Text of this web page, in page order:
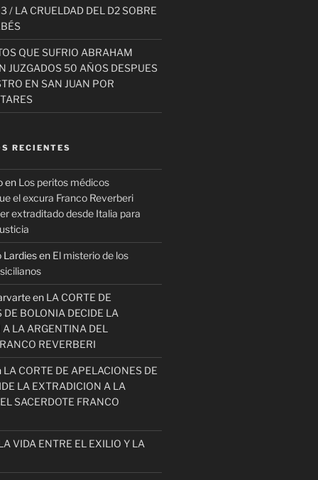
/ LA CRUELDAD DEL D2 SOBRE
QUE SUFRIO ABRAHAM
JUZGADOS 50 AÑOS DESPUES
EN SAN JUAN POR
RECIENTES
en Los peritos médicos
el excura Franco Reverberi
extraditado desde Italia para
Lardiesen El misterio de los
en LA CORTE DE
DE BOLONIA DECIDE LA
LA ARGENTINA DEL
REVERBERI
LA CORTE DE APELACIONES DE
LA EXTRADICION A LA
SACERDOTE FRANCO
VIDA ENTRE EL EXILIO Y LA